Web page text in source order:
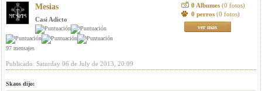
Mesias
Casi Adicto
97 mensajes
0 Albumes (0 fotos)
0 perros (0 fotos)
ver mas
Publicado: Saturday 06 de July de 2013, 20:09
Skaos dijo: